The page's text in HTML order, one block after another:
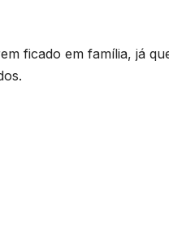
ficado em família, já